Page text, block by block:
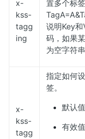
x-
kss-
tagg
ing
置多个标
说明Key
码，如果
为空字符
x-
kss-
tagg
指定如何
签。
默认
有效值